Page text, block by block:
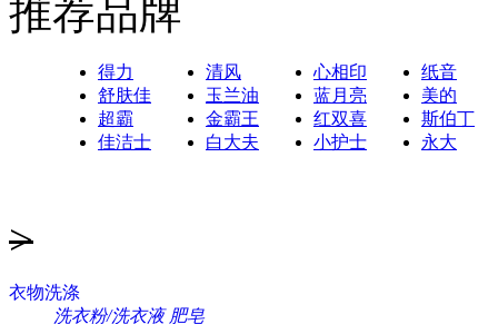
推荐品牌
得力 清风 心相印
纸音
舒肤佳
玉兰油 蓝月亮
美的
超霸
金霸王 红双喜
斯伯丁
佳洁士
白大夫 小护士 永大
>
衣物洗涤
洗衣粉/洗衣液 肥皂